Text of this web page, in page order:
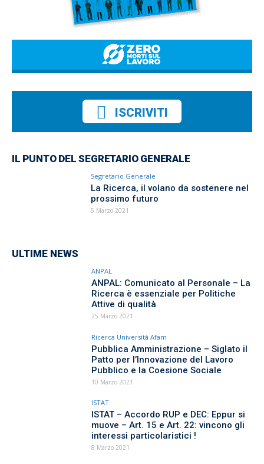
ISCRIVITI
IL PUNTO DEL SEGRETARIO GENERALE
Segretario Generale
La Ricerca, il volano da sostenere nel
prossimo futuro
5 Marzo 2021
ULTIME NEWS
ANPAL
ANPAL: Comunicato al Personale – La
Ricerca è essenziale per Politiche
Attive di qualità
25 Marzo 2021
Ricerca Università Afam
Pubblica Amministrazione – Siglato il
Patto per l’Innovazione del Lavoro
Pubblico e la Coesione Sociale
10 Marzo 2021
ISTAT
ISTAT – Accordo RUP e DEC: Eppur si
muove – Art. 15 e Art. 22: vincono gli
interessi particolaristici !
8 Marzo 2021